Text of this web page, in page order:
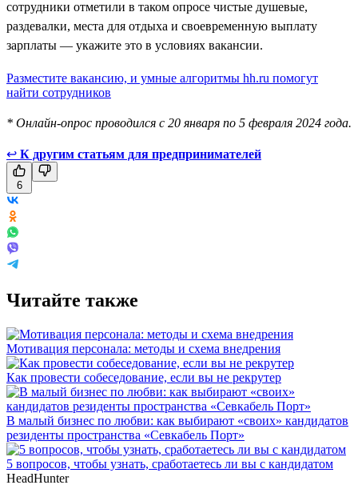
сотрудники отметили в таком опросе чистые душевые,
раздевалки, места для отдыха и своевременную выплату
зарплаты — укажите это в условиях вакансии.
Разместите вакансию, и умные алгоритмы hh.ru помогут
найти сотрудников
* Онлайн-опрос проводился с 20 января по 5 февраля 2024 года.
↩ К другим статьям для предпринимателей
6
Читайте также
Мотивация персонала: методы и схема внедрения
Как провести собеседование, если вы не рекрутер
В малый бизнес по любви: как выбирают «своих» кандидатов
резиденты пространства «Севкабель Порт»
5 вопросов, чтобы узнать, сработаетесь ли вы с кандидатом
HeadHunter